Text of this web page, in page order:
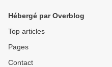
Hébergé par Overblog
Top articles
Pages
Contact